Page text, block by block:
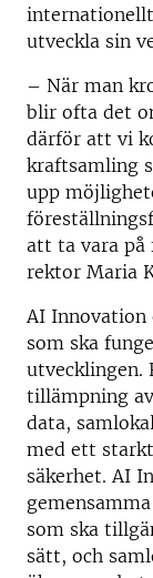
utveckla sin
– När man
blir ofta det
därför att vi
kraftsamling
upp
att ta vara på
rektor Maria
AI Innovation
som ska
utvecklingen.
tillämpning
data,
med ett
säkerhet. AI
som ska
sätt, och